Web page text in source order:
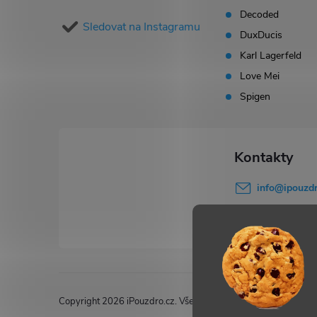
Sledovat na Instagramu
Decoded
DuxDucis
Karl Lagerfeld
Love Mei
Spigen
info@
Copyright 2026 iPouzdro.cz. Všechna práva vyhrazena.